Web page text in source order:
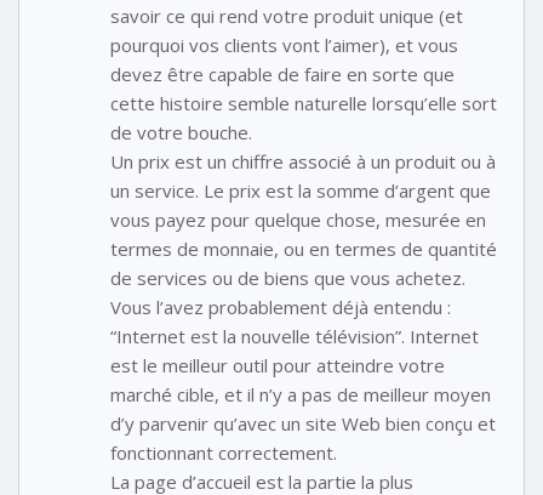
savoir ce qui rend votre produit unique (et
pourquoi vos clients vont l’aimer), et vous
devez être capable de faire en sorte que
cette histoire semble naturelle lorsqu’elle sort
de votre bouche.
Un prix est un chiffre associé à un produit ou à
un service. Le prix est la somme d’argent que
vous payez pour quelque chose, mesurée en
termes de monnaie, ou en termes de quantité
de services ou de biens que vous achetez.
Vous l’avez probablement déjà entendu :
“Internet est la nouvelle télévision”. Internet
est le meilleur outil pour atteindre votre
marché cible, et il n’y a pas de meilleur moyen
d’y parvenir qu’avec un site Web bien conçu et
fonctionnant correctement.
La page d’accueil est la partie la plus